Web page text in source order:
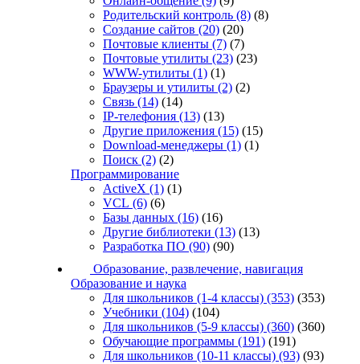
Родительский контроль (8) (8)
Создание сайтов (20) (20)
Почтовые клиенты (7) (7)
Почтовые утилиты (23) (23)
WWW-утилиты (1) (1)
Браузеры и утилиты (2) (2)
Связь (14) (14)
IP-телефония (13) (13)
Другие приложения (15) (15)
Download-менеджеры (1) (1)
Поиск (2) (2)
Программирование
ActiveX (1) (1)
VCL (6) (6)
Базы данных (16) (16)
Другие библиотеки (13) (13)
Разработка ПО (90) (90)
Образование, развлечение, навигация
Образование и наука
Для школьников (1-4 классы) (353) (353)
Учебники (104) (104)
Для школьников (5-9 классы) (360) (360)
Обучающие программы (191) (191)
Для школьников (10-11 классы) (93) (93)